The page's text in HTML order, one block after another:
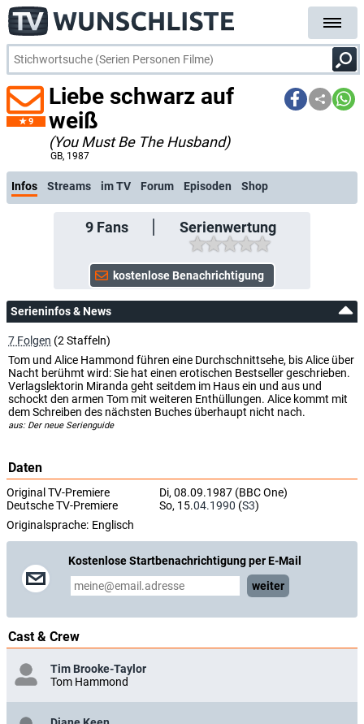
9
Liebe schwarz auf
weiß
(You Must Be The Husband)
GB, 1987
Infos Streams im TV Forum Episoden Shop
9Fans Serienwertung
Serieninfos & News
7 Folgen (2 Staffeln)
Tom und Alice Hammond führen eine Durchschnittsehe, bis Alice über
Nacht berühmt wird: Sie hat einen erotischen Bestseller geschrieben.
Verlagslektorin Miranda geht seitdem im Haus ein und aus und
schockt den armen Tom mit weiteren Enthüllungen. Alice kommt mit
dem Schreiben des nächsten Buches überhaupt nicht nach.
aus: Der neue Serienguide
Daten
Original TV-Premiere
Di, 08.09.1987 (BBC One)
Deutsche TV-Premiere
So, 15.04.1990 (S3)
Originalsprache: Englisch
Kostenlose Startbenachrichtigung per E-Mail
weiter
Cast & Crew
Tim Brooke-Taylor
Tom Hammond